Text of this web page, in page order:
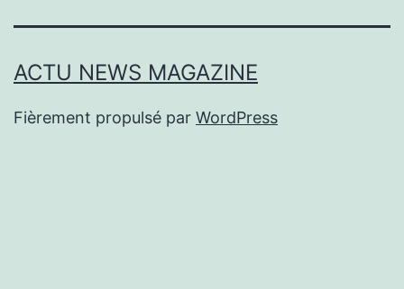
ACTU NEWS MAGAZINE
Fièrement propulsé par WordPress